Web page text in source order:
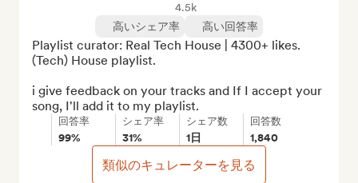
4.5k
高いシェア率
高い回答率
Playlist curator: Real Tech House | 4300+ likes.
(Tech) House playlist.
i give feedback on your tracks and If I accept your
song, I'll add it to my playlist.
回答率
99%
シェア率
31%
シェア数
1日
回答数
1,840
類似のキュレーターを見る